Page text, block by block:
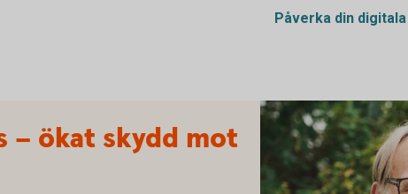
Påverka din digitala
– ökat skydd mot